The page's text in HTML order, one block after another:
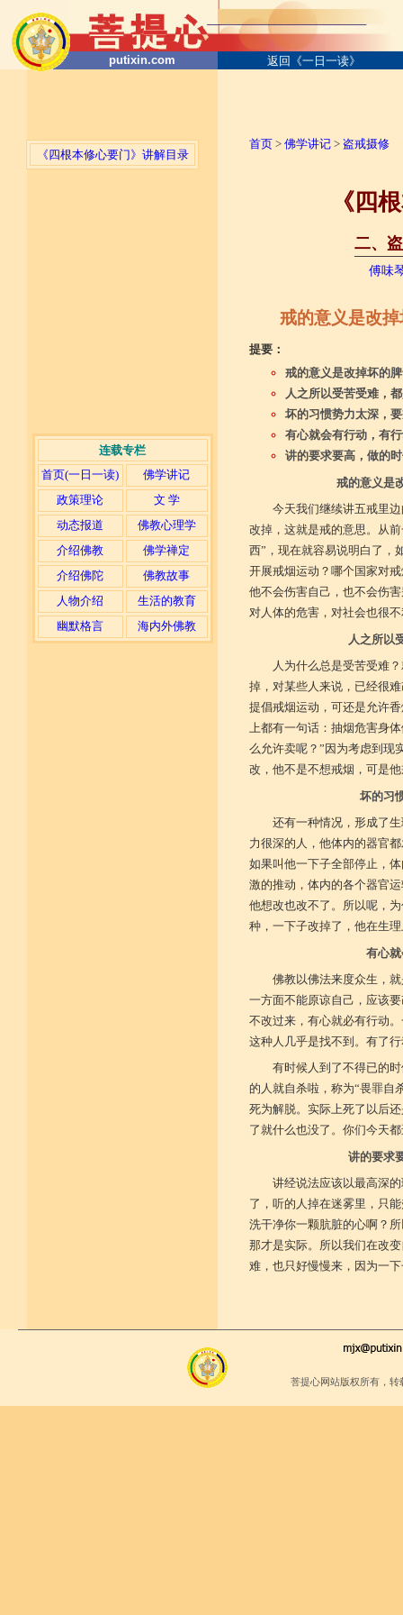
putixin.com 返回《一日一读》
《四根本修心要门》讲解目录
连载专栏
首页(一日一读)
佛学讲记
政策理论
文 学
动态报道
佛教心理学
介绍佛教
佛学禅定
介绍佛陀
佛教故事
人物介绍
生活的教育
幽默格言
海内外佛教
首页> 佛学讲记> 盗戒摄修
《四
二、
傅味
戒的意义是改
提要：
戒的意义是改掉坏的
人之所以受苦受难，
坏的习惯势力太深，
有心就会有行动，有
讲的要求要高，做的
戒的意义是
今天我们继续讲五戒里
改掉，这就是戒的意思。从
西”，现在就容易说明白了，
开展戒烟运动？哪个国家对
他不会伤害自己，也不会伤
对人体的危害，对社会也很
人之所以
人为什么总是受苦受难
掉，对某些人来说，已经很
提倡戒烟运动，可还是允许
上都有一句话：抽烟危害身
么允许卖呢？”因为考虑到现
改，他不是不想戒烟，可是
坏的习
还有一种情况，形成了
力很深的人，他体内的器官
如果叫他一下子全部停止，
激的推动，体内的各个器官
他想改也改不了。所以呢，
种，一下子改掉了，他在生
有心
佛教以佛法来度众生，
一方面不能原谅自己，应该
不改过来，有心就必有行动
这种人几乎是找不到。有了
有时候人到了不得已的
的人就自杀啦，称为“畏罪自
死为解脱。实际上死了以后
了就什么也没了。你们今天
讲的要求
讲经说法应该以最高深
了，听的人掉在迷雾里，只
洗干净你一颗肮脏的心啊？
那才是实际。所以我们在改
难，也只好慢慢来，因为一
菩提心网站版权所有，